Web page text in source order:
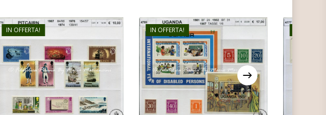
IN OFFERTA!
€10,00
€7,20
IN OFFERTA!
€17,00
€11,50